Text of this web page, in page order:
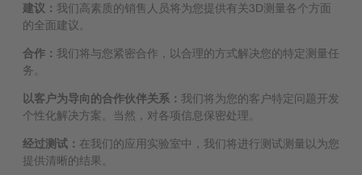
建议： 我们高素质的销售人员将为您提供有关3D测量各个方面
的全面建议。
合作： 我们将与您紧密合作，以合理的方式解决您的特定测量任
务。
以客户为导向的合作伙伴关系： 我们将为您的客户特定问题开发
个性化解决方案。当然，对各项信息保密处理。
经过测试： 在我们的应用实验室中，我们将进行测试测量以为您
提供清晰的结果。